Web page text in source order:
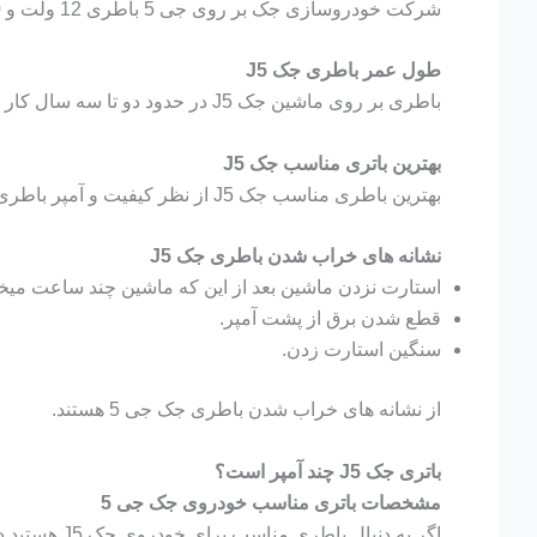
شرکت خودروسازی جک بر روی جی 5 باطری 12 ولت و 60 آمپر نصب میکند. اما برای عملکرد بهتر باطری میتوانید باطری 70 آمپر هم نصب کنید.
طول عمر باطری جک J5
باطری بر روی ماشین جک J5 در حدود دو تا سه سال کار میکند. البته این مدت با توجه به شرایط نگهداری باطری و نوع استفاده از باطری تغییر میکند.
بهترین باتری مناسب جک J5
بهترین باطری مناسب جک J5 از نظر کیفیت و آمپر باطری 60 آمپر اتمی برنا باتری میباشد.
نشانه های خراب شدن باطری جک J5
استارت نزدن ماشین بعد از این که ماشین چند ساعت
قطع شدن برق از پشت آمپر.
سنگین استارت زدن.
از نشانه های خراب شدن باطری جک جی 5 هستند.
باتری جک J5 چند آمپر است؟
مشخصات باتری مناسب خودروی جک جی 5